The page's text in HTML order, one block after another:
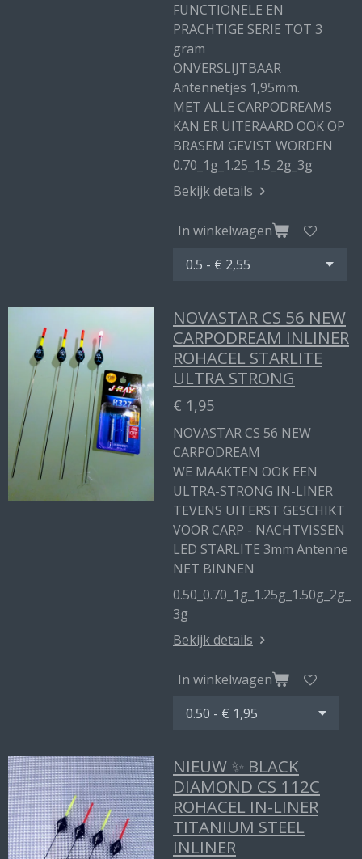
FUNCTIONELE EN
PRACHTIGE SERIE TOT 3
gram
ONVERSLIJTBAAR
Antennetjes 1,95mm.
MET ALLE CARPODREAMS
KAN ER UITERAARD OOK OP
BRASEM GEVIST WORDEN
0.70_1g_1.25_1.5_2g_3g
Bekijk details
In winkelwagen
NOVASTAR CS 56 NEW
CARPODREAM INLINER
ROHACEL STARLITE
ULTRA STRONG
€ 1,95
NOVASTAR CS 56 NEW
CARPODREAM
WE MAAKTEN OOK EEN
ULTRA-STRONG IN-LINER
TEVENS UITERST GESCHIKT
VOOR CARP - NACHTVISSEN
LED STARLITE 3mm Antenne
NET BINNEN
0.50_0.70_1g_1.25g_1.50g_2g_
3g
Bekijk details
In winkelwagen
NIEUW ✨ BLACK
DIAMOND CS 112C
ROHACEL IN-LINER
TITANIUM STEEL
INLINER